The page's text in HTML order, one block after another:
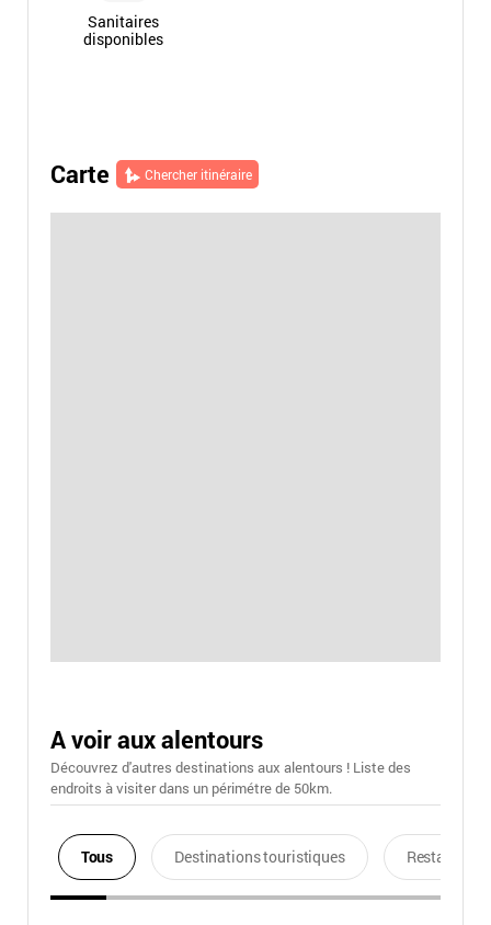
Sanitaires
disponibles
Carte Chercher itinéraire
A voir aux alentours
Découvrez d'autres destinations aux alentours ! Liste des
endroits à visiter dans un périmétre de 50km.
Tous Destinations touristiques Restaurants